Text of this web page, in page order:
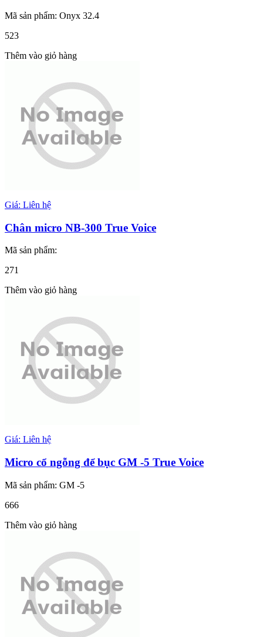
Mã sản phẩm: Onyx 32.4
523
Thêm vào giỏ hàng
Giá: Liên hệ
Chân micro NB-300 True Voice
Mã sản phẩm:
271
Thêm vào giỏ hàng
Giá: Liên hệ
Micro cổ ngỗng để bục GM -5 True Voice
Mã sản phẩm: GM -5
666
Thêm vào giỏ hàng